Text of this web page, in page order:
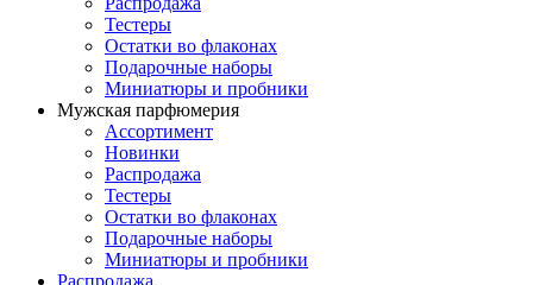
Тестеры
Остатки во флаконах
Подарочные наборы
Миниатюры и пробники
Мужская парфюмерия
Ассортимент
Новинки
Распродажа
Тестеры
Остатки во флаконах
Подарочные наборы
Миниатюры и пробники
Распродажа